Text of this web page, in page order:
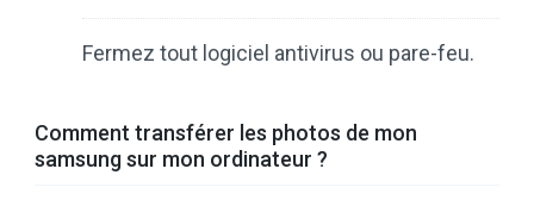
Fermez tout logiciel antivirus ou pare-feu.
Comment transférer les photos de mon
samsung sur mon ordinateur ?